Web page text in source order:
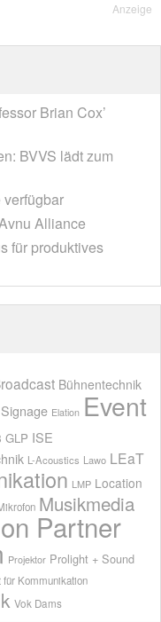
Anzeige
Brian Cox’
BVVS lädt zum
Alliance
für produktives
Bühnentechnik
Elation Event
GLP ISE
L-Acoustics Lawo LEaT
LMP Location
Musikmedia
Partner
Projektor Prolight + Sound
für Kommunikation
Vok Dams